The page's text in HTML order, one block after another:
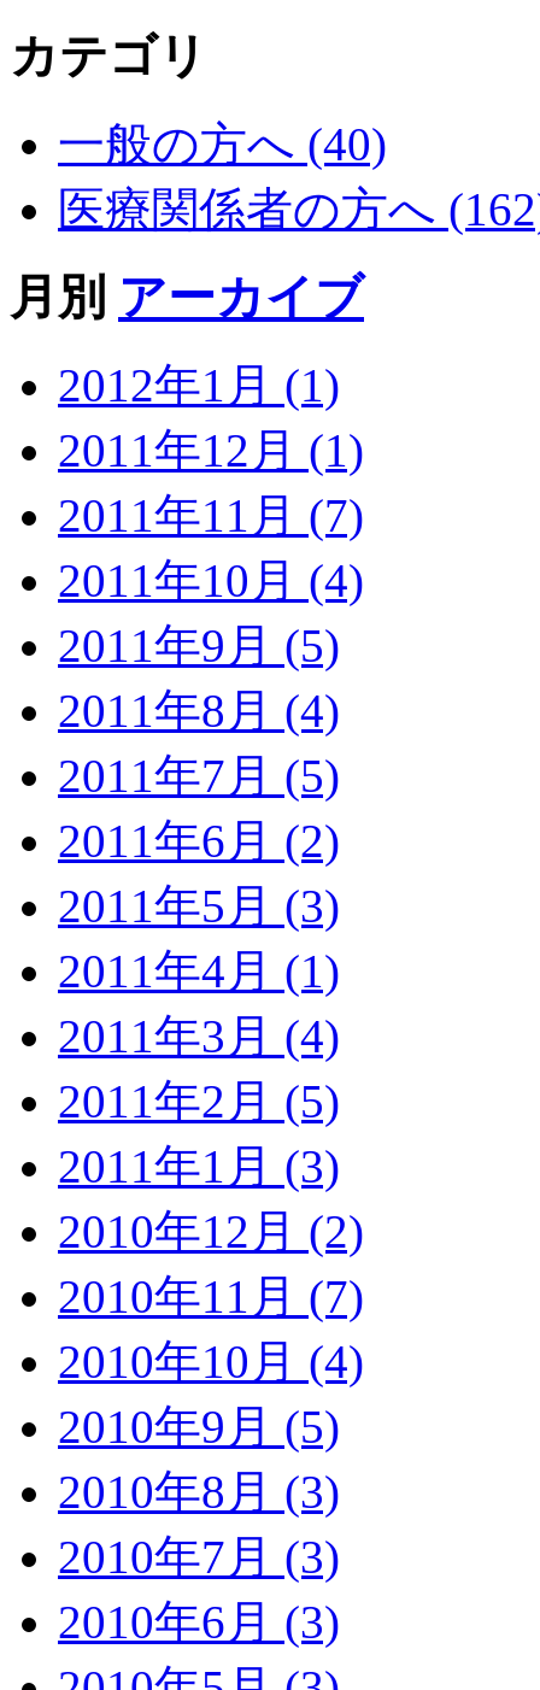
カテゴリ
一般の方へ (40)
医療関係者の方へ
月別 アーカイブ
2012年1月 (1)
2011年12月 (1)
2011年11月 (7)
2011年10月 (4)
2011年9月 (5)
2011年8月 (4)
2011年7月 (5)
2011年6月 (2)
2011年5月 (3)
2011年4月 (1)
2011年3月 (4)
2011年2月 (5)
2011年1月 (3)
2010年12月 (2)
2010年11月 (7)
2010年10月 (4)
2010年9月 (5)
2010年8月 (3)
2010年7月 (3)
2010年6月 (3)